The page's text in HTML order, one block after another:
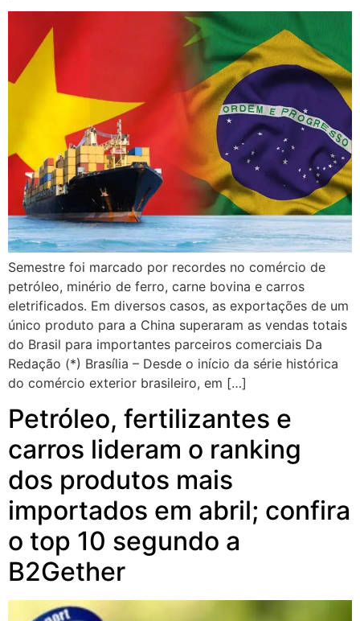
Semestre foi marcado por recordes no comércio de
petróleo, minério de ferro, carne bovina e carros
eletrificados. Em diversos casos, as exportações de um
único produto para a China superaram as vendas totais
do Brasil para importantes parceiros comerciais Da
Redação (*) Brasília – Desde o início da série histórica
do comércio exterior brasileiro, em […]
Petróleo, fertilizantes e
carros lideram o ranking
dos produtos mais
importados em abril; confira
o top 10 segundo a
B2Gether